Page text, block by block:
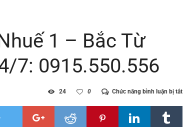
1 – Bắc Từ
7: 0915.550.556
Chức năng bình luận bị tắtở
mối
0
24